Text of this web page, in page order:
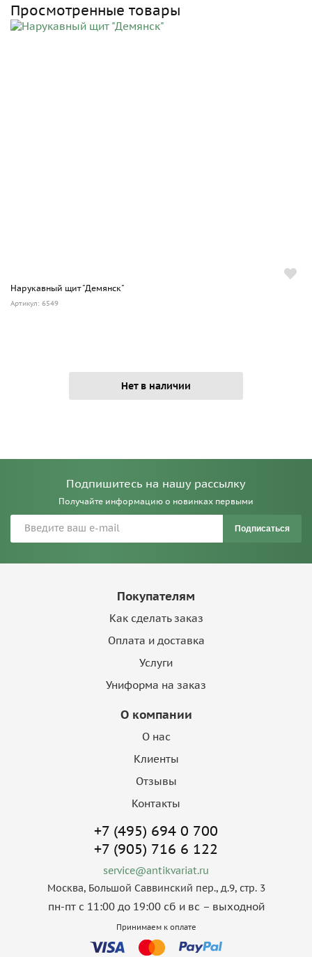
Просмотренные товары
Нарукавный щит "Демянск"
Артикул: 6549
Нет в наличии
Подпишитесь на нашу рассылку
Получайте информацию о новинках первыми
Подписаться
Покупателям
Как сделать заказ
Оплата и доставка
Услуги
Униформа на заказ
О компании
О нас
Клиенты
Отзывы
Контакты
+7 (495) 694 0 700
+7 (905) 716 6 122
service@antikvariat.ru
Москва, Большой Саввинский пер., д.9, стр. 3
пн-пт с 11:00 до 19:00 сб и вс – выходной
Принимаем к оплате